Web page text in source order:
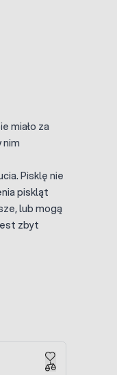
miało za
nim
Pisklę nie
piskląt
lub mogą
zbyt